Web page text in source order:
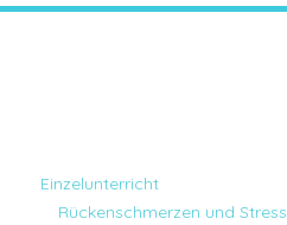
Einzelunterricht
Rückenschmerzen und Stress